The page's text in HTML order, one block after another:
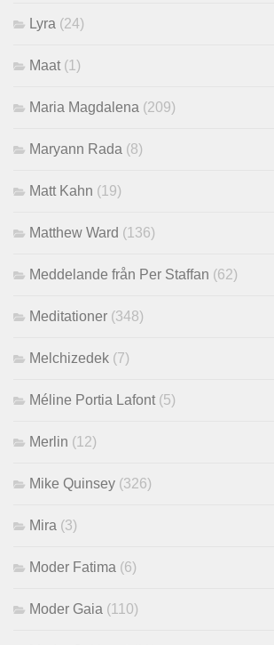
Lyra (24)
Maat (1)
Maria Magdalena (209)
Maryann Rada (8)
Matt Kahn (19)
Matthew Ward (136)
Meddelande från Per Staffan (62)
Meditationer (348)
Melchizedek (7)
Méline Portia Lafont (5)
Merlin (12)
Mike Quinsey (326)
Mira (3)
Moder Fatima (6)
Moder Gaia (110)